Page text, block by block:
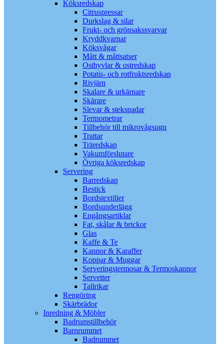
Köksredskap
Citruspressar
Durkslag & silar
Frukt- och grönsakssvarvar
Kryddkvarnar
Köksvågar
Mått & måttsatser
Osthyvlar & ostredskap
Potatis- och rotfruktsredskap
Rivjärn
Skalare & urkärnare
Skärare
Slevar & stekspadar
Termometrar
Tillbehör till mikrovågsugn
Trattar
Träredskap
Vakumförslutare
Övriga köksredskap
Servering
Barredskap
Bestick
Bordstextilier
Bordsunderlägg
Engångsartiklar
Fat, skålar & brickor
Glas
Kaffe & Te
Kannor & Karaffer
Koppar & Muggar
Serveringstermosar & Termoskannor
Servetter
Tallrikar
Rengöring
Skärbrädor
Inredning & Möbler
Badrumstillbehör
Barnrummet
Badrummet